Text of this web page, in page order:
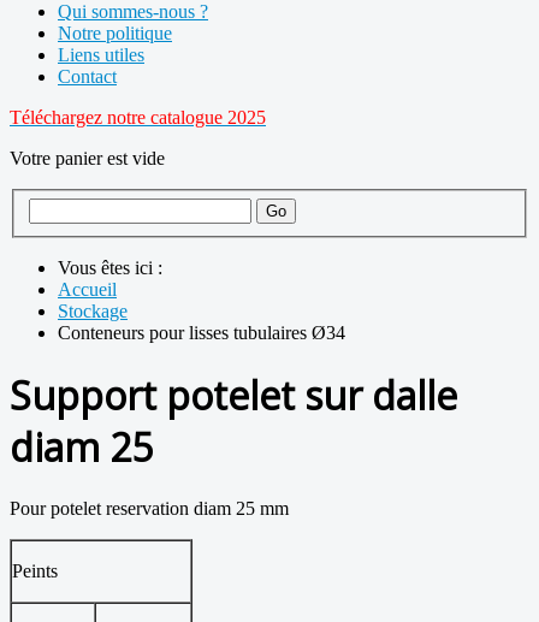
Qui sommes-nous ?
Notre politique
Liens utiles
Contact
Téléchargez notre catalogue 2025
Votre panier est vide
Vous êtes ici :
Accueil
Stockage
Conteneurs pour lisses tubulaires Ø34
Support potelet sur dalle
diam 25
Pour potelet reservation diam 25 mm
Peints